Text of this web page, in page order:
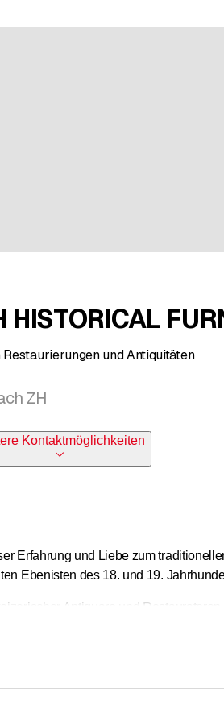
HISTORICAL
und Antiquitäten
ZH
Kontaktmöglichkeiten
Erfahrung und Liebe zum
Ebenisten des 18. und 19.
Antiquare und
Wir suchen für Sie auch das